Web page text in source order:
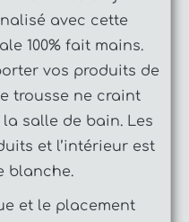
avec cette
100% fait mains.
vos produits de
trousse ne craint
salle de bain. Les
et l’intérieur est
blanche.
et le placement